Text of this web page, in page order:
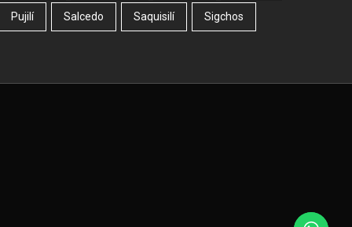
Pujilí Salcedo Saquisilí Sigchos